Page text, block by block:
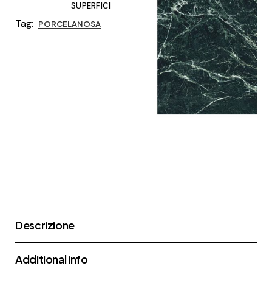
SUPERFICI
Tag: PORCELANOSA
Descrizione
Additional info